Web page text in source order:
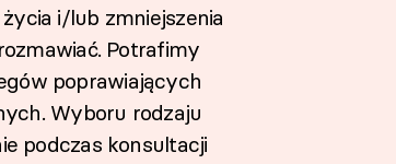
i/lub zmniejszenia
Potrafimy
poprawiających
Wyboru rodzaju
podczas konsultacji